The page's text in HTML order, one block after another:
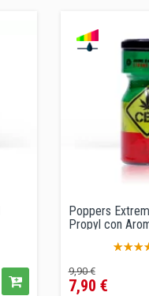
Poppers
Propyl con
Precio
regular
9,90 €Precio
7,90 €